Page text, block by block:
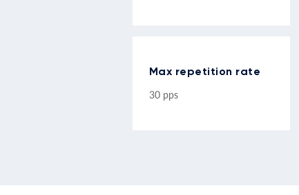
Max repetition rate
30 pps